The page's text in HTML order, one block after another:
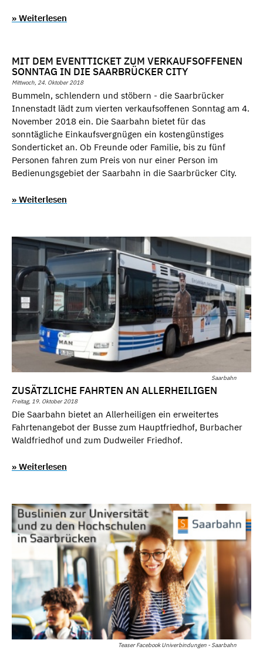
» Weiterlesen
MIT DEM EVENTTICKET ZUM VERKAUFSOFFENEN
SONNTAG IN DIE SAARBRÜCKER CITY
Mittwoch, 24. Oktober 2018
Bummeln, schlendern und stöbern - die Saarbrücker
Innenstadt lädt zum vierten verkaufsoffenen Sonntag am 4.
November 2018 ein. Die Saarbahn bietet für das
sonntägliche Einkaufsvergnügen ein kostengünstiges
Sonderticket an. Ob Freunde oder Familie, bis zu fünf
Personen fahren zum Preis von nur einer Person im
Bedienungsgebiet der Saarbahn in die Saarbrücker City.
» Weiterlesen
Saarbahn
ZUSÄTZLICHE FAHRTEN AN ALLERHEILIGEN
Freitag, 19. Oktober 2018
Die Saarbahn bietet an Allerheiligen ein erweitertes
Fahrtenangebot der Busse zum Hauptfriedhof, Burbacher
Waldfriedhof und zum Dudweiler Friedhof.
» Weiterlesen
Teaser Facebook Univerbindungen - Saarbahn